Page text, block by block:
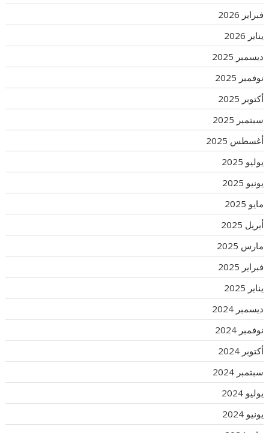
فبراير 2026
يناير 2026
ديسمبر 2025
نوفمبر 2025
أكتوبر 2025
سبتمبر 2025
أغسطس 2025
يوليو 2025
يونيو 2025
مايو 2025
أبريل 2025
مارس 2025
فبراير 2025
يناير 2025
ديسمبر 2024
نوفمبر 2024
أكتوبر 2024
سبتمبر 2024
يوليو 2024
يونيو 2024